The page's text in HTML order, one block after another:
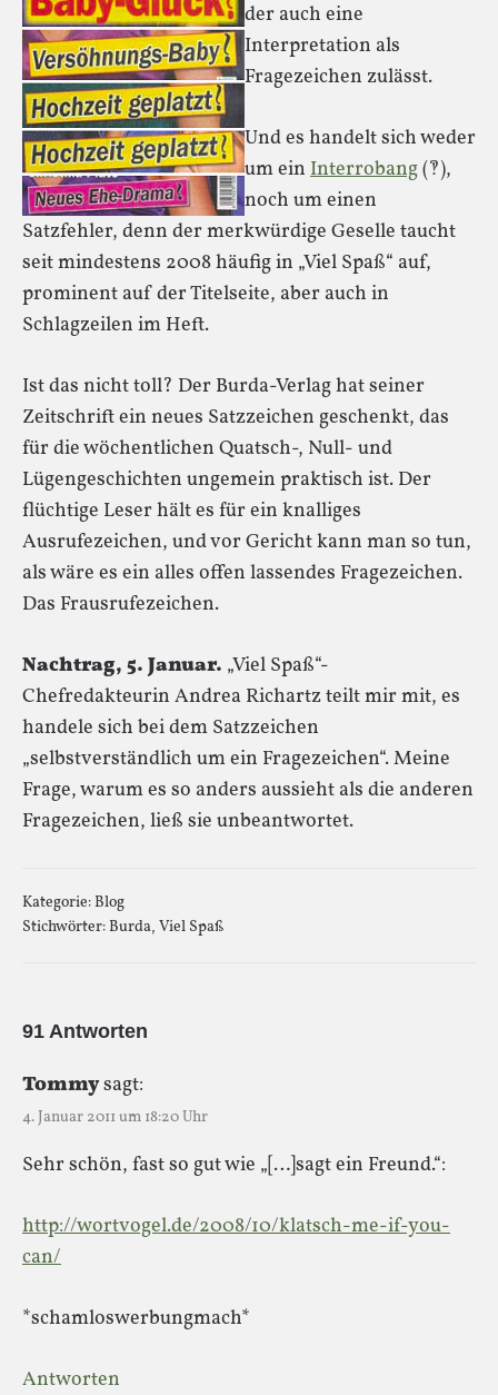
der auch eine
Interpretation als
Fragezeichen zulässt.
Und es handelt sich weder
um ein Interrobang(‽),
noch um einen
Satzfehler, denn der merkwürdige Geselle taucht
seit mindestens 2008 häufig in „Viel Spaß“ auf,
prominent auf der Titelseite, aber auch in
Schlagzeilen im Heft.
Ist das nicht toll? Der Burda-Verlag hat seiner
Zeitschrift ein neues Satzzeichen geschenkt, das
für die wöchentlichen Quatsch-, Null- und
Lügengeschichten ungemein praktisch ist. Der
flüchtige Leser hält es für ein knalliges
Ausrufezeichen, und vor Gericht kann man so tun,
als wäre es ein alles offen lassendes Fragezeichen.
Das Frausrufezeichen.
Nachtrag, 5. Januar. „Viel Spaß“-
Chefredakteurin Andrea Richartz teilt mir mit, es
handele sich bei dem Satzzeichen
„selbstverständlich um ein Fragezeichen“. Meine
Frage, warum es so anders aussieht als die anderen
Fragezeichen, ließ sie unbeantwortet.
Kategorie:Blog
Stichwörter:Burda, Viel Spaß
91 Antworten
Tommysagt:
4. Januar 2011 um 18:20 Uhr
Sehr schön, fast so gut wie „[…]sagt ein Freund.“:
http://wortvogel.de/2008/10/klatsch-me-if-you-
can/
*schamloswerbungmach*
Antworten